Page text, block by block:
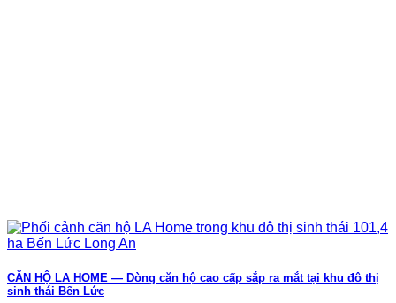
CĂN HỘ LA HOME — Dòng căn hộ cao cấp sắp ra mắt tại khu đô thị
sinh thái Bến Lức